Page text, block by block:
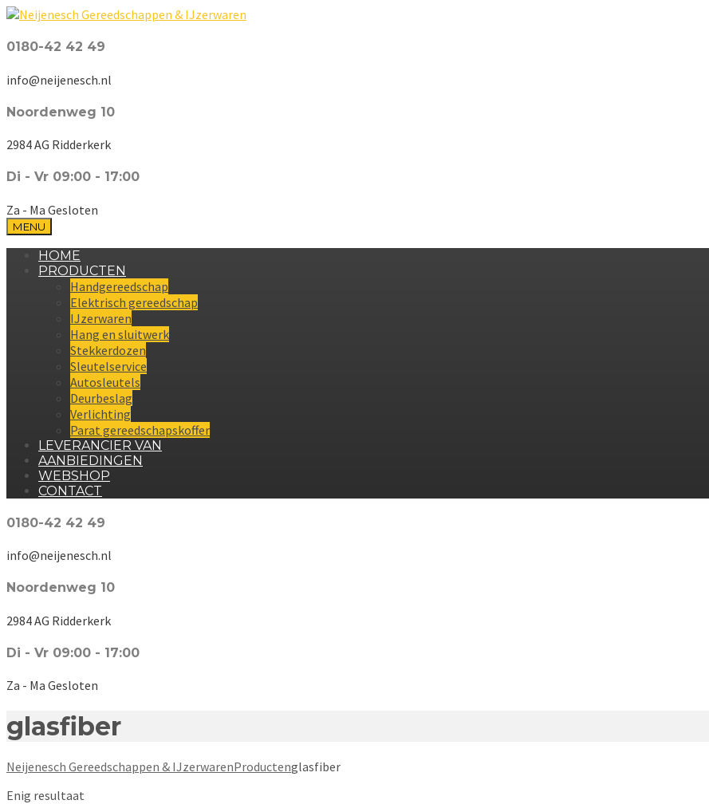
0180-42 42 49
info@neijenesch.nl
Noordenweg 10
2984 AG Ridderkerk
Di - Vr 09:00 - 17:00
Za - Ma Gesloten
MENU
HOME
PRODUCTEN
Handgereedschap
Elektrisch gereedschap
IJzerwaren
Hang en sluitwerk
Stekkerdozen
Sleutelservice
Autosleutels
Deurbeslag
Verlichting
Parat gereedschapskoffer
LEVERANCIER VAN
AANBIEDINGEN
WEBSHOP
CONTACT
0180-42 42 49
info@neijenesch.nl
Noordenweg 10
2984 AG Ridderkerk
Di - Vr 09:00 - 17:00
Za - Ma Gesloten
glasfiber
Neijenesch Gereedschappen & IJzerwarenProductenglasfiber
Enig resultaat